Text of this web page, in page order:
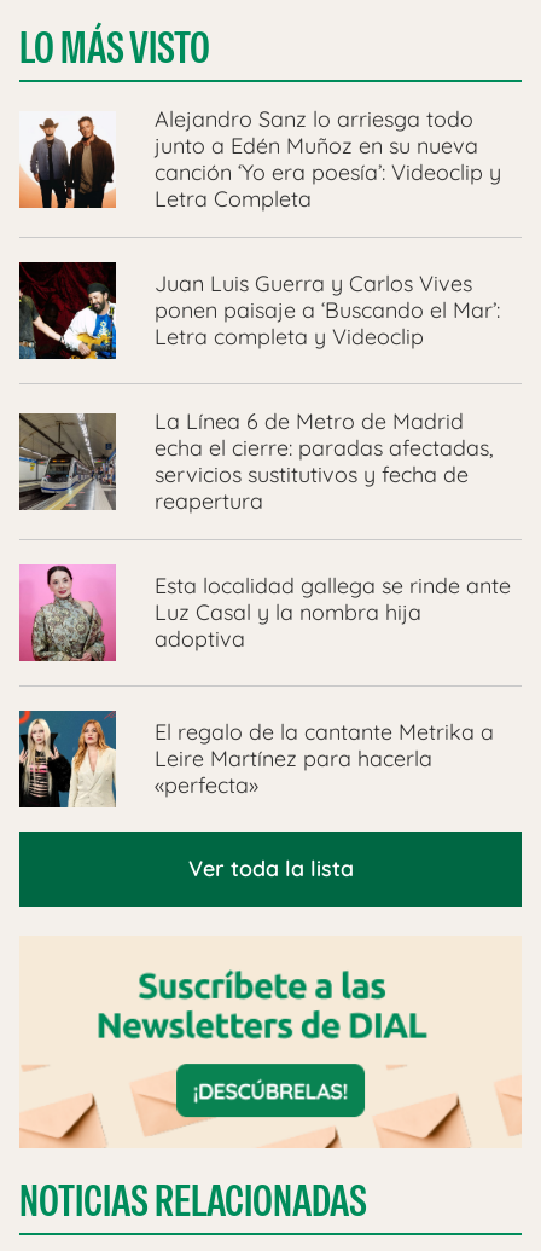
LO MÁS VISTO
Alejandro Sanz lo arriesga todo
junto a Edén Muñoz en su nueva
canción ‘Yo era poesía’: Videoclip y
Letra Completa
Juan Luis Guerra y Carlos Vives
ponen paisaje a ‘Buscando el Mar’:
Letra completa y Videoclip
La Línea 6 de Metro de Madrid
echa el cierre: paradas afectadas,
servicios sustitutivos y fecha de
reapertura
Esta localidad gallega se rinde ante
Luz Casal y la nombra hija
adoptiva
El regalo de la cantante Metrika a
Leire Martínez para hacerla
«perfecta»
Ver toda la lista
NOTICIAS RELACIONADAS